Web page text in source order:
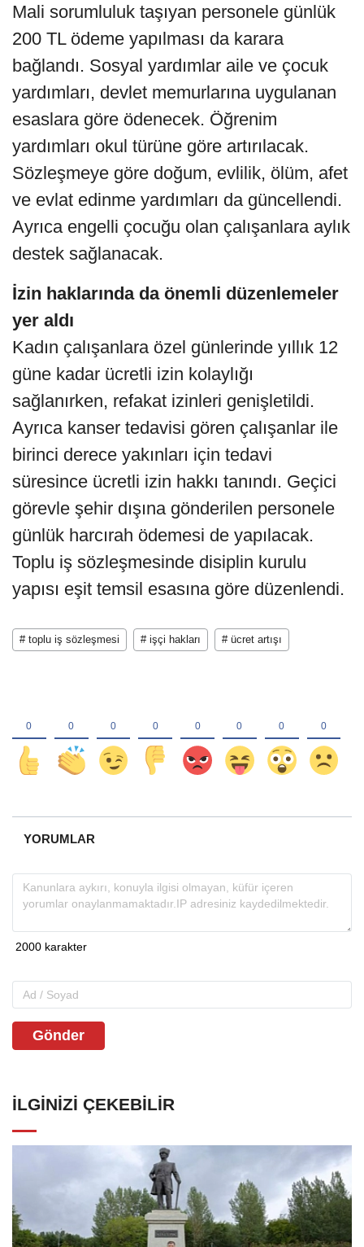
Mali sorumluluk taşıyan personele günlük
200 TL ödeme yapılması da karara
bağlandı. Sosyal yardımlar aile ve çocuk
yardımları, devlet memurlarına uygulanan
esaslara göre ödenecek. Öğrenim
yardımları okul türüne göre artırılacak.
Sözleşmeye göre doğum, evlilik, ölüm, afet
ve evlat edinme yardımları da güncellendi.
Ayrıca engelli çocuğu olan çalışanlara aylık
destek sağlanacak.
İzin haklarında da önemli düzenlemeler
yer aldı
Kadın çalışanlara özel günlerinde yıllık 12
güne kadar ücretli izin kolaylığı
sağlanırken, refakat izinleri genişletildi.
Ayrıca kanser tedavisi gören çalışanlar ile
birinci derece yakınları için tedavi
süresince ücretli izin hakkı tanındı. Geçici
görevle şehir dışına gönderilen personele
günlük harcırah ödemesi de yapılacak.
Toplu iş sözleşmesinde disiplin kurulu
yapısı eşit temsil esasına göre düzenlendi.
# toplu iş sözleşmesi # işçi hakları # ücret artışı
YORUMLAR
Gönder
İLGINIZI ÇEKEBILIR